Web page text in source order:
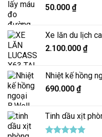
50.000 ₫
Xe lăn du lịch
2.100.000 ₫
Nhiệt kế hồng
690.000 ₫
Tinh dầu xịt